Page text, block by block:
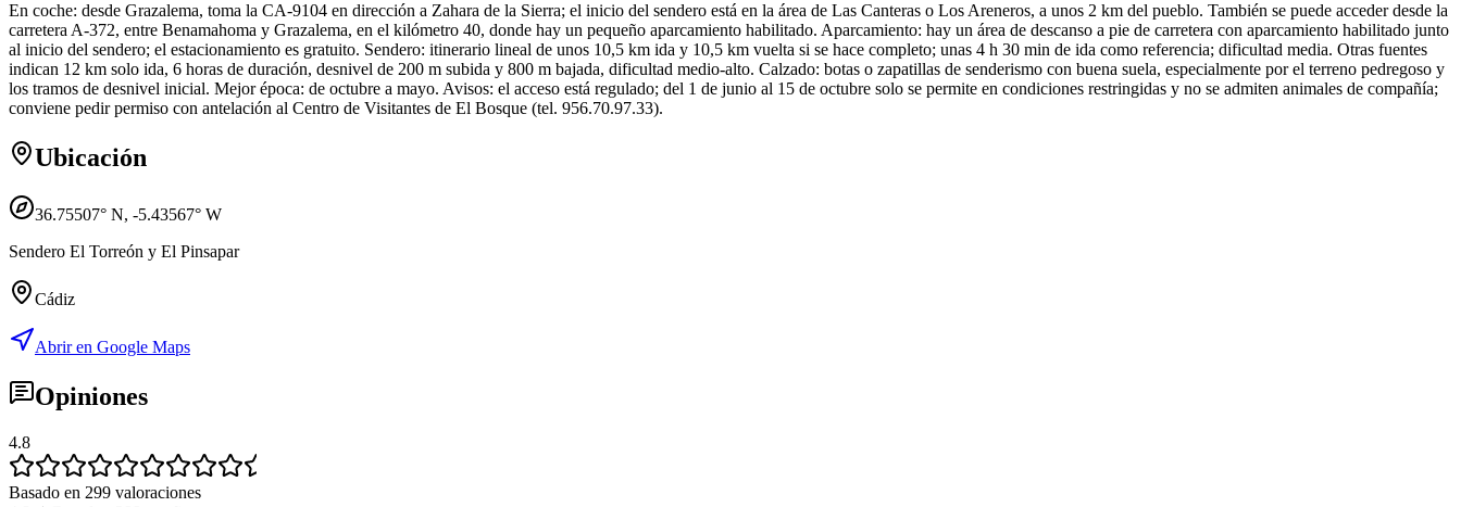
En coche: desde Grazalema, toma la CA-9104 en dirección a Zahara de la Sierra; el inicio del sendero está en la área de Las Canteras o Los Areneros, a unos 2 km del pueblo. También se puede acceder desde la
carretera A-372, entre Benamahoma y Grazalema, en el kilómetro 40, donde hay un pequeño aparcamiento habilitado. Aparcamiento: hay un área de descanso a pie de carretera con aparcamiento habilitado junto
al inicio del sendero; el estacionamiento es gratuito. Sendero: itinerario lineal de unos 10,5 km ida y 10,5 km vuelta si se hace completo; unas 4 h 30 min de ida como referencia; dificultad media. Otras fuentes
indican 12 km solo ida, 6 horas de duración, desnivel de 200 m subida y 800 m bajada, dificultad medio-alto. Calzado: botas o zapatillas de senderismo con buena suela, especialmente por el terreno pedregoso y
los tramos de desnivel inicial. Mejor época: de octubre a mayo. Avisos: el acceso está regulado; del 1 de junio al 15 de octubre solo se permite en condiciones restringidas y no se admiten animales de compañía;
conviene pedir permiso con antelación al Centro de Visitantes de El Bosque (tel. 956.70.97.33).
Ubicación
36.75507° N, -5.43567° W
Sendero El Torreón y El Pinsapar
Cádiz
Abrir en Google Maps
Opiniones
4.8
Basado en 299 valoraciones